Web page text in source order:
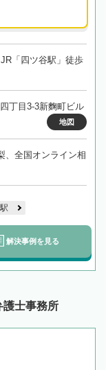
「四ツ谷駅」徒歩
丁目3-3新麴町ビル
地図
、全国オンライン相
解決事例を見る
護士事務所